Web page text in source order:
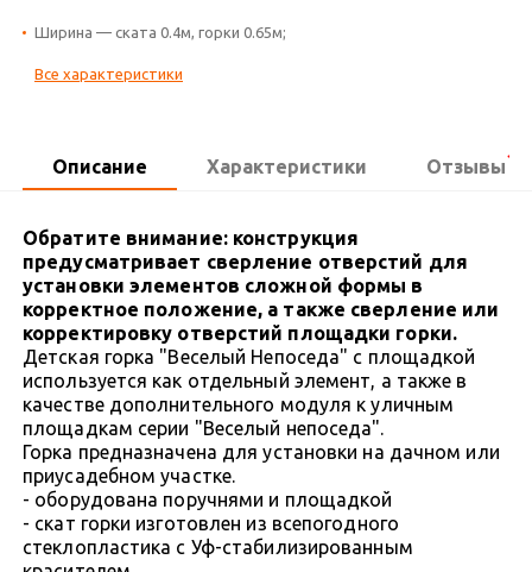
Ширина — ската 0.4м, горки 0.65м;
Все характеристики
Описание Характеристики Отзывы1
Обратите внимание: конструкция
предусматривает сверление отверстий для
установки элементов сложной формы в
корректное положение, а также сверление или
корректировку отверстий площадки горки.
Детская горка "Веселый Непоседа" с площадкой
используется как отдельный элемент, а также в
качестве дополнительного модуля к уличным
площадкам серии "Веселый непоседа".
Горка предназначена для установки на дачном или
приусадебном участке.
- оборудована поручнями и площадкой
- скат горки изготовлен из всепогодного
стеклопластика с Уф-стабилизированным